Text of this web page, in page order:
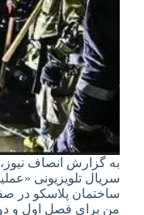
به گزارش انصاف
ساختمان پلاسکو در
من برای فصل اول و